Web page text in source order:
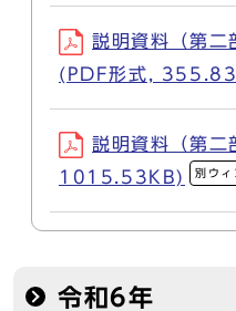
説明資料（第二
(PDF形式,
説明資料（第二
1015.53KB)
別ウィ
令和6年